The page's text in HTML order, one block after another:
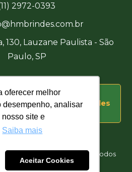
oferecer melhor
desempenho, analisar
site e
Saiba mais
Aceitar Cookies
oferecer melhor
desempenho, analisar
site e
Saiba mais
Aceitar Cookies
2972-0393
130, Lauzane Paulista - São
Paulo, SP
certificada Busca Brindes
Personalizados © Todos